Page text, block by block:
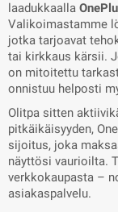
laadukkaalla
Valikoimastamme
jotka tarjoavat
tai kirkkaus kärsii.
on mitoitettu
onnistuu helposti
Olitpa sitten
pitkäikäisyyden,
sijoitus, joka
näyttösi vaurioilta.
verkkokaupasta –
asiakaspalvelu.